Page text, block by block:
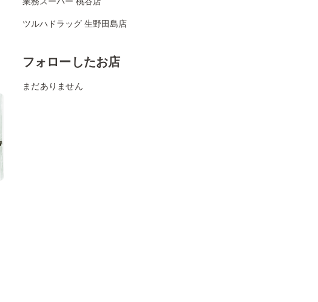
ツルハドラッグ 生野田島店
フォローしたお店
まだありません